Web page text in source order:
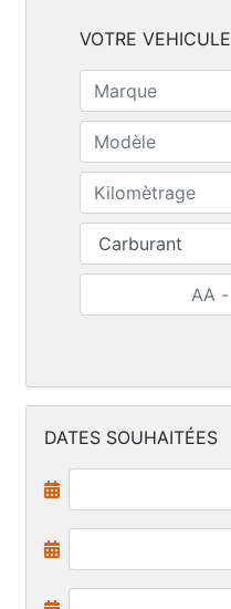
VOTRE VEHICULE
DATES SOUHAITÉES